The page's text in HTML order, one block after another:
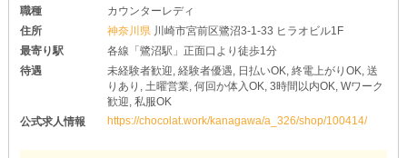
職種
カウンターレディ
住所
神奈川県 川崎市宮前区鷺沼3-1-33 ヒラオビル1F
最寄り駅
各線「鷺沼駅」正面口より徒歩1分
待遇
未経験者歓迎, 経験者優遇, 日払いOK, 終電上がりOK, 送
りあり, 土曜営業, 何回か体入OK, 3時間以内OK, Wワーク
歓迎, 私服OK
公式求人情報
https://chocolat.work/kanagawa/a_326/shop/100414/